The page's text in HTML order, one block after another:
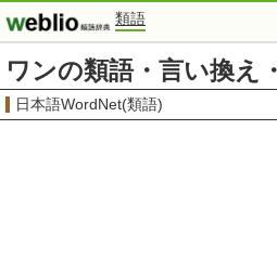
類語
ワンの類語・言い換え
日本語WordNet(類語)